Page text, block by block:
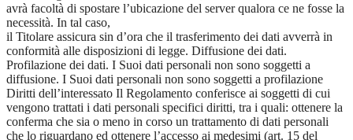
avrà facoltà di spostare l’ubicazione del server qualora ce ne fosse la
necessità. In tal caso,
il Titolare assicura sin d’ora che il trasferimento dei dati avverrà in
conformità alle disposizioni di legge. Diffusione dei dati.
Profilazione dei dati. I Suoi dati personali non sono soggetti a
diffusione. I Suoi dati personali non sono soggetti a profilazione
Diritti dell’interessato Il Regolamento conferisce ai soggetti di cui
vengono trattati i dati personali specifici diritti, tra i quali: ottenere la
conferma che sia o meno in corso un trattamento di dati personali
che lo riguardano ed ottenere l’accesso ai medesimi (art. 15 del